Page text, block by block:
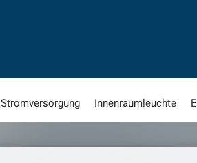
Stromversorgung Innenraumleuchte